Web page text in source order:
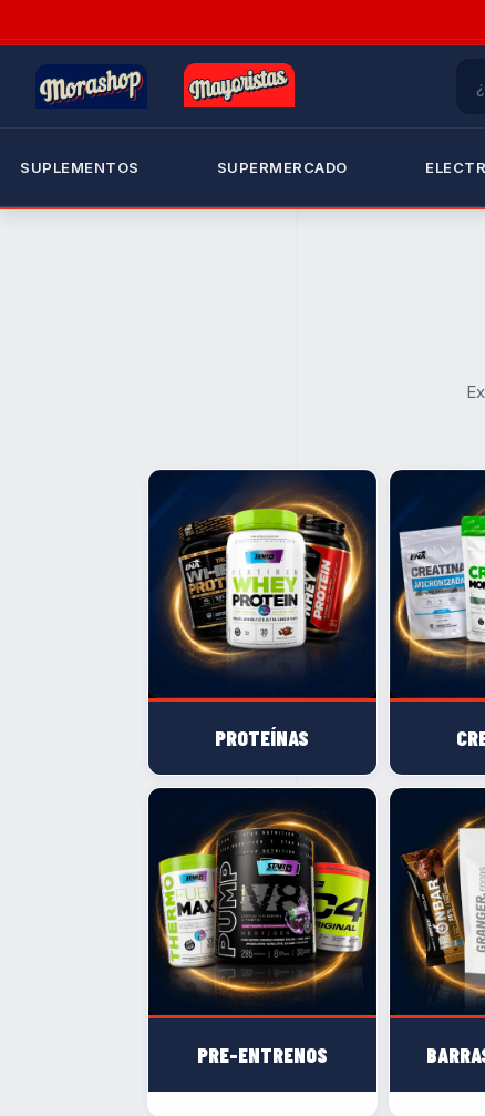
SUPLEMENTOS SUPERMERCADO
PROTEÍNAS
PRE-ENTRENOS